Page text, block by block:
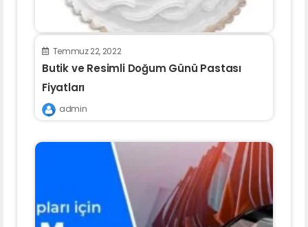
Temmuz 22, 2022
Butik ve Resimli Doğum Günü Pastası
Fiyatları
admin